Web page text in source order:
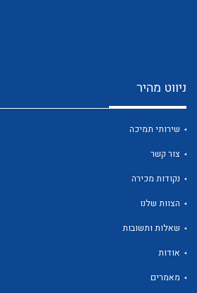
ניווט מהיר
שירותי תמיכה
צור קשר
נקודות מכירה
הצוות שלנו
שאלות ותשובות
אודות
מאמרים